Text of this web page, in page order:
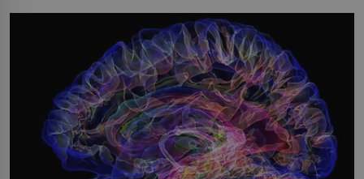
přízračná scéna znamená? Je jaro roku 1945, druhá
světová válka se chýlí ke konci. Jezero Stolpsee